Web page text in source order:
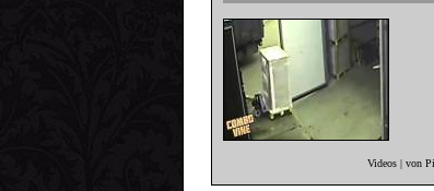
Videos | von